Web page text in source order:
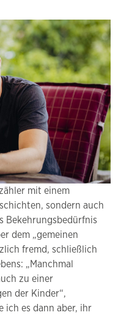
mit einem
sondern auch
Bekehrungsbedürfnis
dem „gemeinen
fremd, schließlich
„Manchmal
zu einer
der Kinder“,
ich es dann aber, ihr